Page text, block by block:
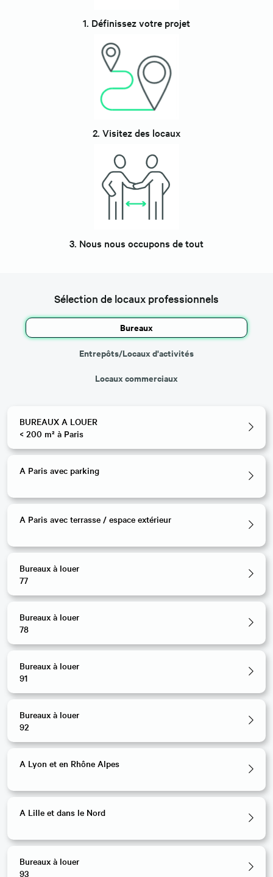
1. Définissez votre projet
2. Visitez des locaux
3. Nous nous occupons de tout
Sélection de locaux professionnels
Bureaux
Entrepôts/Locaux d'activités
Locaux commerciaux
BUREAUX A LOUER
< 200 m² à Paris
A Paris avec parking
A Paris avec terrasse / espace extérieur
Bureaux à louer
77
Bureaux à louer
78
Bureaux à louer
91
Bureaux à louer
92
A Lyon et en Rhône Alpes
A Lille et dans le Nord
Bureaux à louer
93